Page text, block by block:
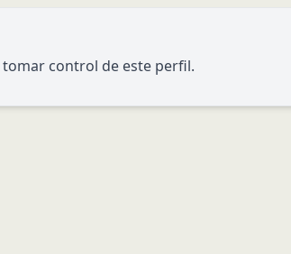
tomar control de este perfil.